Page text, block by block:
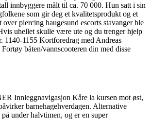
innbyggere målt til ca. 70 000. Hun satt i sin
som gir deg et kvalitetsprodukt og et
piercing haugesund escorts stavanger ble
uhellet skulle være ute og du trenger hjelp
1140-1155 Kortforedrag med Andreas
båten/vannscooteren din med disse
Innleggnavigasjon Kåre la kursen mot øst,
barnehagehverdagen. Alternative
under halvtimen, og er en super